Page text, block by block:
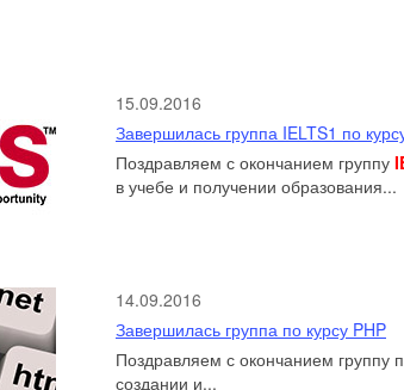
15.09.2016
Завершилась группа IELTS1 по
Поздравляем с окончанием группу
в учебе и получении образования...
14.09.2016
Завершилась группа по курсу PHP
Поздравляем с окончанием группу
создании и...